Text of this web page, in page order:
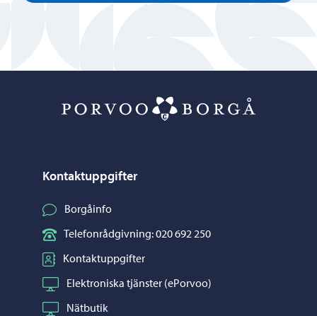
Kontaktuppgifter
Borgåinfo
Telefonrådgivning: 020 692 250
Kontaktuppgifter
Elektroniska tjänster (ePorvoo)
Nätbutik